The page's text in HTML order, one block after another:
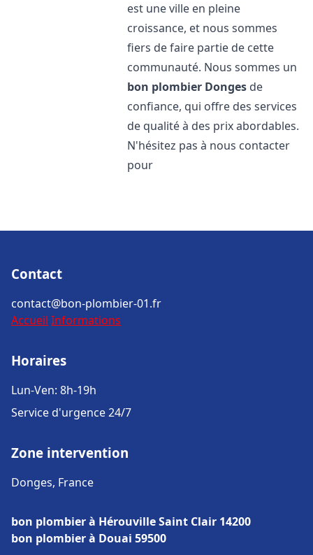
est une ville en pleine
croissance, et nous sommes
fiers de faire partie de cette
communauté. Nous sommes un
bon plombier Donges de
confiance, qui offre des services
de qualité à des prix abordables.
N'hésitez pas à nous contacter
pour
Contact
contact@bon-plombier-01.fr
Accueil Informations
Horaires
Lun-Ven: 8h-19h
Service d'urgence 24/7
Zone intervention
Donges, France
bon plombier à Hérouville Saint Clair 14200
bon plombier à Douai 59500